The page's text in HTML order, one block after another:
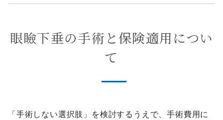
眼瞼下垂の手術と保険適用につい
て
「手術しない選択肢」を検討するうえで、手術費用に